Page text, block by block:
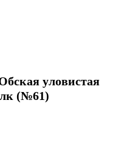
уловистая
(№61)